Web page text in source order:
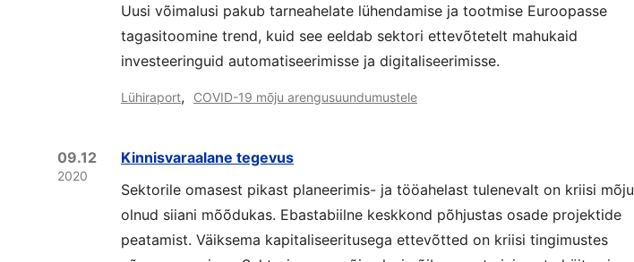
Uusi võimalusi pakub tarneahelate lühendamise ja tootmise Euroopasse
tagasitoomine trend, kuid see eeldab sektori ettevõtetelt mahukaid
investeeringuid automatiseerimisse ja digitaliseerimisse.
Lühiraport, COVID-19 mõju arengusuundumustele
09.12
2020
Kinnisvaraalane tegevus
Sektorile omasest pikast planeerimis- ja tööahelast tulenevalt on kriisi mõju
olnud siiani mõõdukas. Ebastabiilne keskkond põhjustas osade projektide
peatamist. Väiksema kapitaliseeritusega ettevõtted on kriisi tingimustes